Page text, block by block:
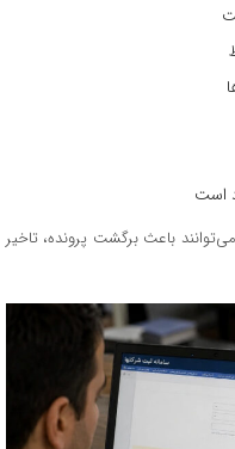
است
باعث برگشت پرونده، تاخیر